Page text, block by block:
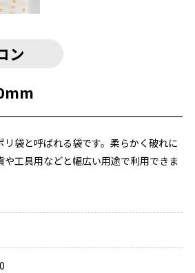
ン
リ袋と呼ばれる袋です。柔らかく破れに
や工具用などと幅広い用途で利用できま